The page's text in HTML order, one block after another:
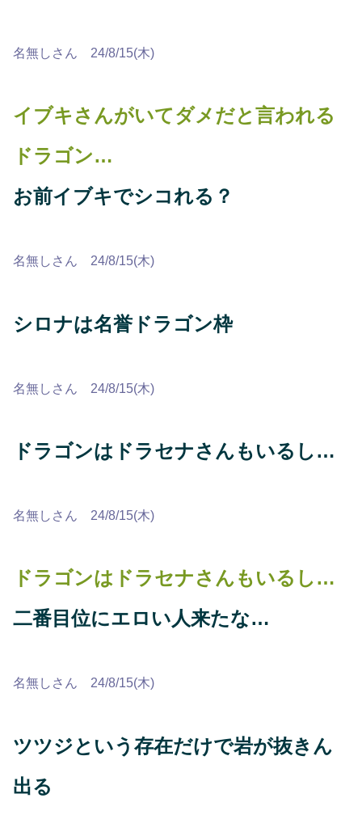
名無しさん 24/8/15(木)
イブキさんがいてダメだと言われる
ドラゴン…
お前イブキでシコれる？
名無しさん 24/8/15(木)
シロナは名誉ドラゴン枠
名無しさん 24/8/15(木)
ドラゴンはドラセナさんもいるし…
名無しさん 24/8/15(木)
ドラゴンはドラセナさんもいるし…
二番目位にエロい人来たな…
名無しさん 24/8/15(木)
ツツジという存在だけで岩が抜きん
出る